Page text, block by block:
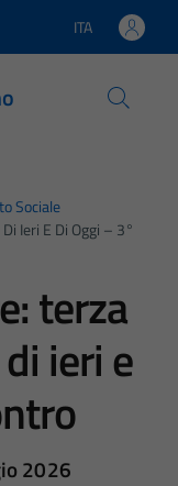
Lingua attiva:
ITA
Sociale
Ieri E Di Oggi – 3°
terza
ieri e
2026